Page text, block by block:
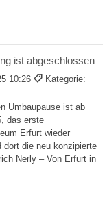
ist abgeschlossen
10:26
Kategorie:
Umbaupause ist ab
das erste
Erfurt wieder
die neu konzipierte
Nerly – Von Erfurt in